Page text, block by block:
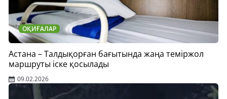
ОҚИҒАЛАР
Астана – Талдықорған бағытында жаңа теміржол
маршруты іске қосылады
09.02.2026